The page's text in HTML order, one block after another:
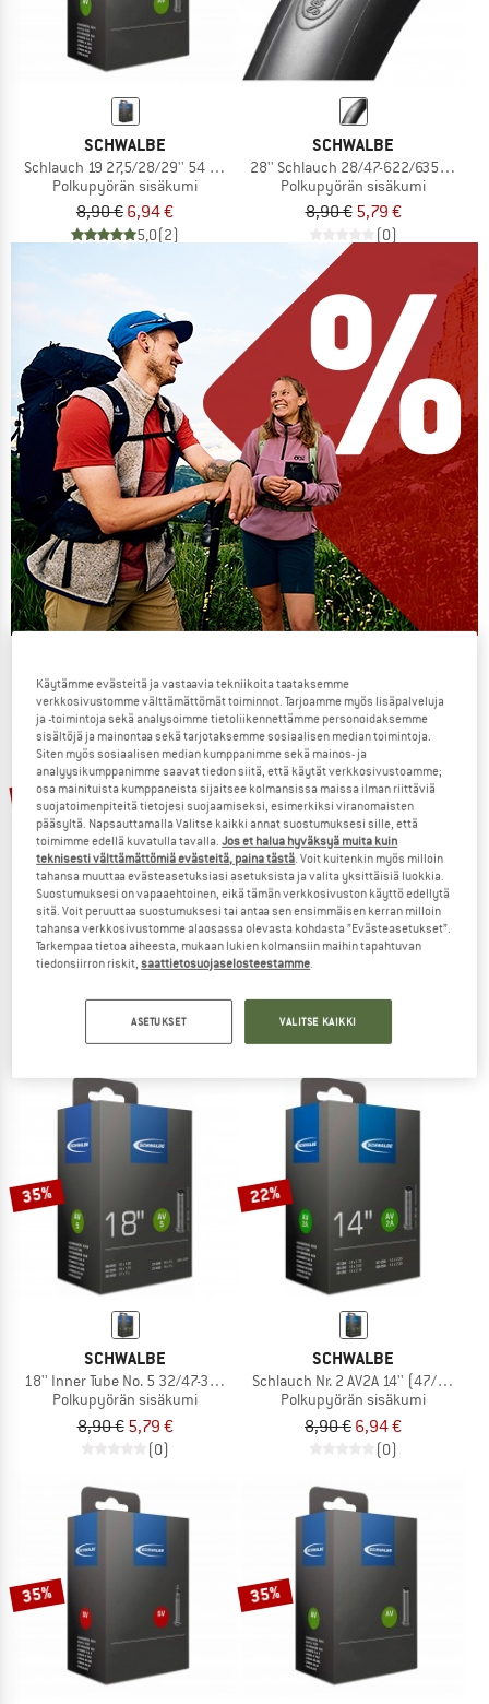
SCHWALBE
Schlauch 19 27,5/28/29'' 54 bis 60-584/622/635
Polkupyörän sisäkumi
8,90 € 6,94 €
5,0(2)
SCHWALBE
28'' Schlauch 28/47-622/635 DV 17
Polkupyörän sisäkumi
8,90 € 5,79 €
(0)
phase
NOW UP TO 50% OFF
TO THE SALE
35%
SCHWALBE
Polkupyörän sisäkumi
5,79 €
5,0(1)
M-WAVE
Ulko- ja sisärenkaiden tarvikkeet
16,95 €
(0)
35%
SCHWALBE
18'' Inner Tube No. 5 32/47-355/400
Polkupyörän sisäkumi
8,90 € 5,79 €
(0)
22%
SCHWALBE
Schlauch Nr. 2 AV2A 14'' (47/60-254)
Polkupyörän sisäkumi
8,90 € 6,94 €
(0)
35% 35%
Käytämme evästeitä ja vastaavia tekniikoita taataksemme
verkkosivustomme välttämättömät toiminnot. Tarjoamme myös lisäpalveluja
ja -toimintoja sekä analysoimme tietoliikennettämme personoidaksemme
sisältöjä ja mainontaa sekä tarjotaksemme sosiaalisen median toimintoja.
Siten myös sosiaalisen median kumppanimme sekä mainos- ja
analyysikumppanimme saavat tiedon siitä, että käytät verkkosivustoamme;
osa mainituista kumppaneista sijaitsee kolmansissa maissa ilman riittäviä
suojatoimenpiteitä tietojesi suojaamiseksi, esimerkiksi viranomaisten
pääsyltä. Napsauttamalla Valitse kaikki annat suostumuksesi sille, että
toimimme edellä kuvatulla tavalla.Jos et halua hyväksyä muita kuin
teknisesti välttämättömiä evästeitä, paina tästä . Voit kuitenkin myös milloin
tahansa muuttaa evästeasetuksiasi asetuksista ja valita yksittäisiä luokkia.
Suostumuksesi on vapaaehtoinen, eikä tämän verkkosivuston käyttö edellytä
sitä. Voit peruuttaa suostumuksesi tai antaa sen ensimmäisen kerran milloin
tahansa verkkosivustomme alaosassa olevasta kohdasta ”Evästeasetukset”.
Tarkempaa tietoa aiheesta, mukaan lukien kolmansiin maihin tapahtuvan
tiedonsiirron riskit,saattietosuojaselosteestamme
ASETUKSET VALITSE KAIKKI